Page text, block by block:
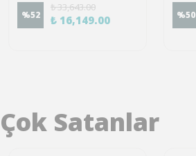
%52
₺ 33,643.00
₺ 16,149.00 %50
Çok Satanlar